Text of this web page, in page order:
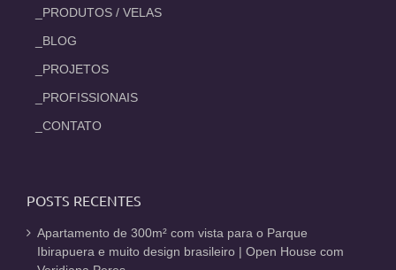
_PRODUTOS / VELAS
_BLOG
_PROJETOS
_PROFISSIONAIS
_CONTATO
POSTS RECENTES
Apartamento de 300m² com vista para o Parque
Ibirapuera e muito design brasileiro | Open House com